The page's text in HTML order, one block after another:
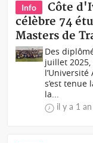
Info
Côte
célèbre 74
Masters de
Des
juillet 2025,
l’Université
s’est
la...
il y a 1 an